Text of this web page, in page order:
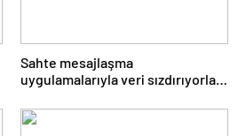
Sahte mesajlaşma
uygulamalarıyla veri sızdırıyorlar-